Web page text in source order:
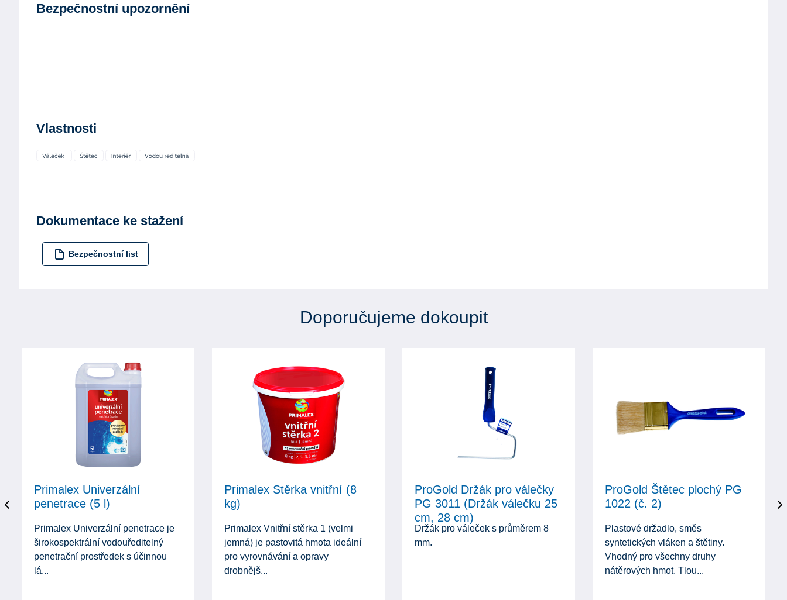
Bezpečnostní upozornění
Vlastnosti
Dokumentace ke stažení
Bezpečnostní list
Doporučujeme dokoupit
Primalex Univerzální
penetrace (5 l)
Primalex Univerzální penetrace je
širokospektrální vodouředitelný
penetrační prostředek s účinnou
lá...
Primalex Stěrka vnitřní (8
kg)
Primalex Vnitřní stěrka 1 (velmi
jemná) je pastovitá hmota ideální
pro vyrovnávání a opravy
drobnějš...
ProGold Držák pro válečky
PG 3011 (Držák válečku 25
cm, 28 cm)
Držák pro váleček s průměrem 8
mm.
ProGold Štětec plochý PG
1022 (č. 2)
Plastové držadlo, směs
syntetických vláken a štětiny.
Vhodný pro všechny druhy
nátěrových hmot. Tlou...